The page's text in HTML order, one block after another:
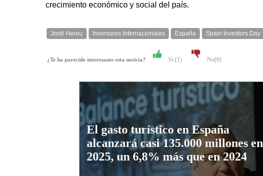
crecimiento económico y social del país.
Jordi Hereu Inversores Internacionales España Spain Investors Day
¿Te ha parecido interesante esta noticia? Si (1) No(0)
El gasto turístico en España
alcanzará casi 135.000 millones en
2025, un 6,8% más que en 2024